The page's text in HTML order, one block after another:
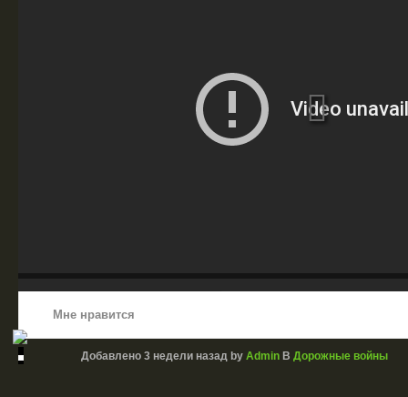
Мне нравится
Добавлено 3 недели назадby AdminВ Дорожные войны